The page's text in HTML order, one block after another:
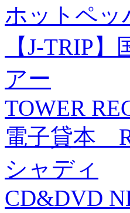
ホットペッ
【J-TRIP
アー
TOWER
電子貸本
シャディ
CD&DVD